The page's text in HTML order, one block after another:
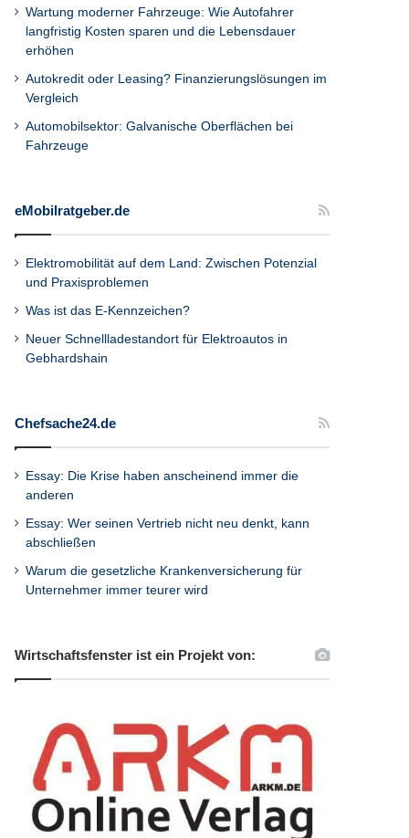
Wartung moderner Fahrzeuge: Wie Autofahrer
langfristig Kosten sparen und die Lebensdauer
erhöhen
Autokredit oder Leasing? Finanzierungslösungen im
Vergleich
Automobilsektor: Galvanische Oberflächen bei
Fahrzeuge
eMobilratgeber.de
Elektromobilität auf dem Land: Zwischen Potenzial
und Praxisproblemen
Was ist das E-Kennzeichen?
Neuer Schnellladestandort für Elektroautos in
Gebhardshain
Chefsache24.de
Essay: Die Krise haben anscheinend immer die
anderen
Essay: Wer seinen Vertrieb nicht neu denkt, kann
abschließen
Warum die gesetzliche Krankenversicherung für
Unternehmer immer teurer wird
Wirtschaftsfenster ist ein Projekt von: